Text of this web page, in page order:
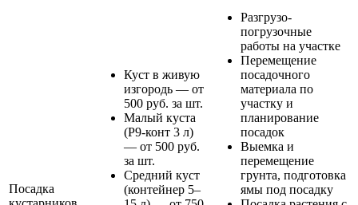
Посадка
Куст в живую
изгородь — от
500 руб. за шт.
Малый куста
(Р9-конт 3 л)
— от 500 руб.
за шт.
Средний куст
(контейнер 5–
Разгрузо-
погрузочные
работы на участке
Перемещение
посадочного
материала по
участку и
планирование
посадок
Выемка и
перемещение
грунта, подготовка
ямы под посадку